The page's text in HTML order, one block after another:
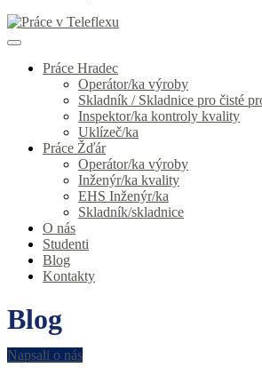
Práce Hradec
Operátor/ka výroby
Skladník / Skladnice pro čisté
Inspektor/ka kontroly kvality
Uklízeč/ka
Práce Žďár
Operátor/ka výroby
Inženýr/ka kvality
EHS Inženýr/ka
Skladník/skladnice
O nás
Studenti
Blog
Kontakty
Blog
Napsali o nás